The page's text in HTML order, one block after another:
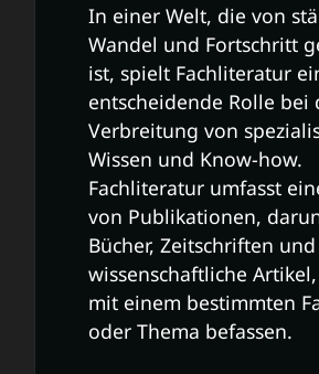
In einer Welt, die von
Wandel und Fortschritt
ist, spielt Fachliteratur
entscheidende Rolle bei
Verbreitung von
Wissen und Know-how.
Fachliteratur umfasst
von Publikationen,
Bücher, Zeitschriften und
wissenschaftliche
mit einem bestimmten
oder Thema befassen.